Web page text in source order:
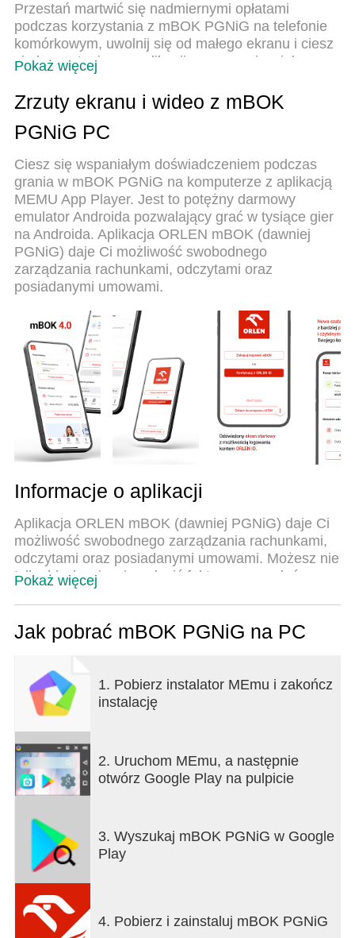
Przestań martwić się nadmiernymi opłatami
podczas korzystania z mBOK PGNiG na telefonie
komórkowym, uwolnij się od małego ekranu i ciesz
się korzystaniem z aplikacji na znacznie większym
wyświetlaczu. Od teraz korzystaj z aplikacji na
pełnym ekranie za pomocą klawiatury i myszy.
MEmu oferuje wszystkie zaskakujące funkcje,
których się spodziewałeś: szybką instalację i łatwą
ograniczeniami baterii, danych mobilnych i
niepokojących połączeń. Zupełnie nowy MEmu 9 to
najlepszy wybór do używania mBOK PGNiG na
twoim komputerze. Zakodowany przez naszą
absorpcję, menedżer wielu instancji umożliwia
otwarcie 2 lub więcej kont w tym samym czasie. A
co najważniejsze, nasz ekskluzywny emulator
może uwolnić pełny potencjał twojego komputera,
Pokaż więcej
Zrzuty ekranu i wideo z mBOK
PGNiG PC
Ciesz się wspaniałym doświadczeniem podczas
grania w mBOK PGNiG na komputerze z aplikacją
MEMU App Player. Jest to potężny darmowy
emulator Androida pozwalający grać w tysiące gier
na Androida. Aplikacja ORLEN mBOK (dawniej
PGNiG) daje Ci możliwość swobodnego
zarządzania rachunkami, odczytami oraz
posiadanymi umowami.
Informacje o aplikacji
Aplikacja ORLEN mBOK (dawniej PGNiG) daje Ci
możliwość swobodnego zarządzania rachunkami,
odczytami oraz posiadanymi umowami. Możesz nie
tylko błyskawicznie opłacić fakturę czy podać
odczyt stanu swojego gazomierza lub licznika ale
sp. z .o.o. a także dokonać zmian w posiadanej
umowie.
Aplikacja ORLEN mBOK (dawniej PGNiG)
umożliwia m.in.:
• podanie odczytu stanu gazomierza oraz licznika
energii elektrycznej,
• podgląd informacji o aktualnych i archiwalnych
rozliczeniach wynikających z realizacji posiadanych
umów,
• obsługę płatności elektronicznych wszystkich
umów,
• wgląd w historię zużycia paliwa gazowego oraz
energii elektrycznej,
stanu gazomierza;
• zarządzanie usługą e-faktura;
Pokaż więcej
Jak pobrać mBOK PGNiG na PC
1. Pobierz instalator MEmu i zakończ
instalację
2. Uruchom MEmu, a następnie
otwórz Google Play na pulpicie
3. Wyszukaj mBOK PGNiG w Google
Play
4. Pobierz i zainstaluj mBOK PGNiG